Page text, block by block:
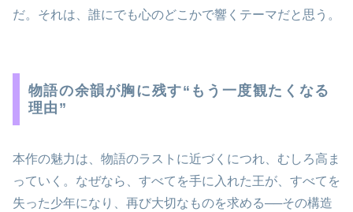
だ。それは、誰にでも心のどこかで響くテーマだと思う。
物語の余韻が胸に残す“もう一度観たくなる
理由”
本作の魅力は、物語のラストに近づくにつれ、むしろ高ま
っていく。なぜなら、すべてを手に入れた王が、すべてを
失った少年になり、再び大切なものを求める──その構造